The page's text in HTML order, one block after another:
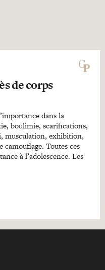
de corps
dans la
boulimie, scarifications,
musculation, exhibition,
Toutes ces
à l’adolescence. Les